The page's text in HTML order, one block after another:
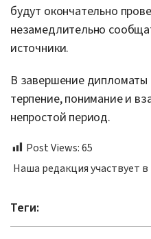
будут окончательно
незамедлительно
источники.
В завершение
терпение, понимание и
непростой период.
Post Views:65
Наша редакция участвует
Теги: